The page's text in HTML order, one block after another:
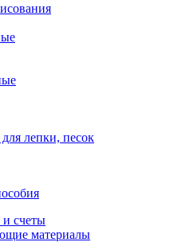
лепки, песок
счеты
материалы